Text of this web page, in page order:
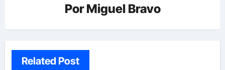
PorMiguel Bravo
Related Post